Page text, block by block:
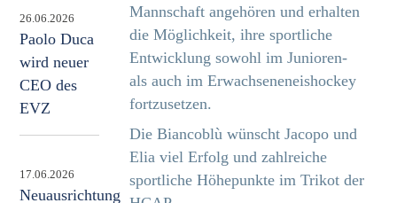
Mannschaft angehören und erhalten
die Möglichkeit, ihre sportliche
Entwicklung sowohl im Junioren-
als auch im Erwachseneneishockey
fortzusetzen.
Die Biancoblù wünscht Jacopo und
Elia viel Erfolg und zahlreiche
sportliche Höhepunkte im Trikot der
26.06.2026
Paolo Duca
wird neuer
CEO des
EVZ
17.06.2026
Neuausrichtung